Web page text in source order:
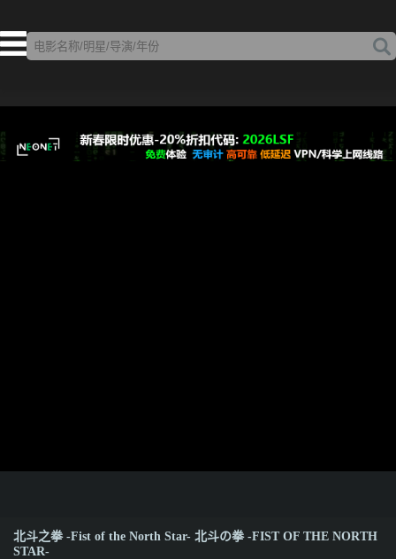
北⽃之拳 -Fist of the North Star- 北斗の拳 -FIST OF THE NORTH
STAR-